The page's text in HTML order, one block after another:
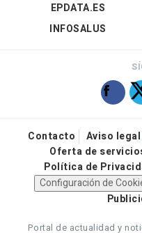
EPDATA.ES
INFOSALUS
Contacto Aviso legal
Oferta de
Política de
Configuración de
Portal de actualidad y